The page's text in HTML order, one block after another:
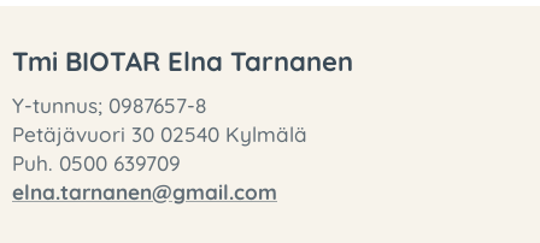
Tmi BIOTAR Elna Tarnanen
Y-tunnus; 0987657-8
Petäjävuori 30 02540 Kylmälä
Puh. 0500 639709
elna.tarnanen@gmail.com